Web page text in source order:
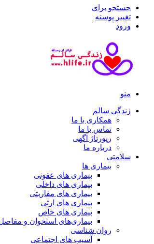
جستجو برای
تغییر پوسته
ورود
منو
زندگی سالم
همکاری با ما
تماس با ما
رپورتاژ آگهی
درباره ما
سلامتی
بیماری ها
بیماری های عفونی
بیماری های داخلی
بیماری های مقاربتی
بیماری های ارثی
بیماری های خاص
بیماری‌های استخوان و
روان شناسی
آسیب های اجتماعی